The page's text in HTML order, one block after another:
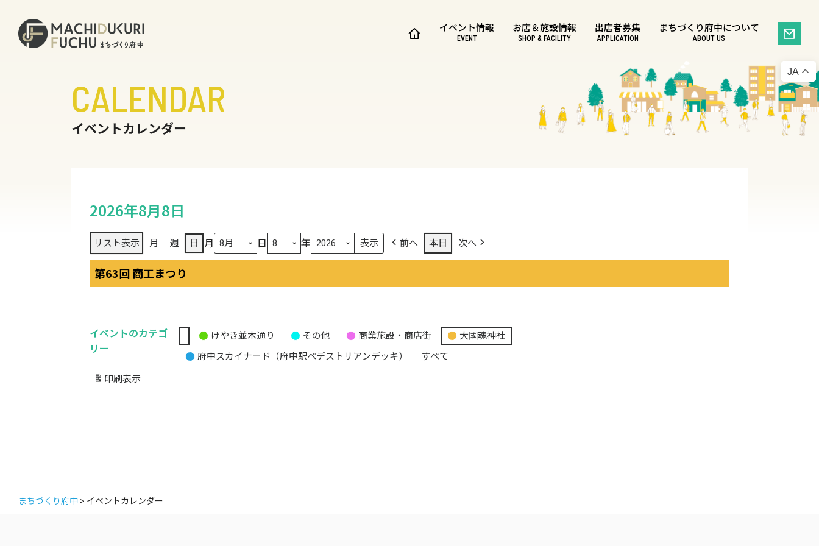
イベント情報
EVENT
お店＆施設情報
SHOP & FACILITY
出店者募集
APPLICATION
まちづくり府中について
ABOUT US
CALENDAR
イベントカレンダー
2026年8月8日
リスト表示 月 週 日 月 日 年 前へ 本日 次へ
第63回 商工まつり
イベントのカテゴ
リー
無
題
けやき並木通り その他 商業施設・商店街
大國魂神社
府中スカイナード（府中駅ペデストリアンデッキ）
すべて
印刷 表示
まちづくり府中 > イベントカレンダー
JA